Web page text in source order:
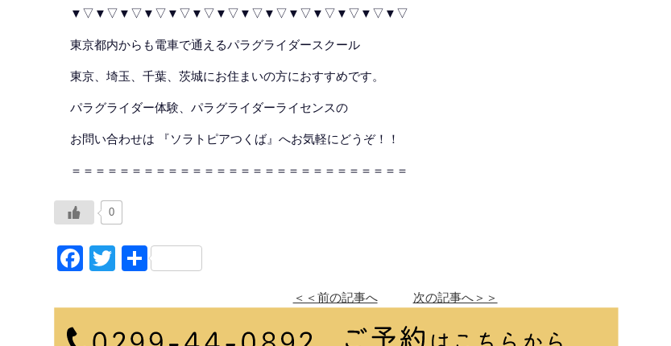
▼▽▼▽▼▽▼▽▼▽▼▽▼▽▼▽▼▽▼▽▼▽▼▽▼▽▼▽
東京都内からも電車で通えるパラグライダースクール
東京、埼玉、千葉、茨城にお住まいの方におすすめです。
パラグライダー体験、パラグライダーライセンスの
お問い合わせは 『ソラトピアつくば』へお気軽にどうぞ！！
＝＝＝＝＝＝＝＝＝＝＝＝＝＝＝＝＝＝＝＝＝＝＝＝＝＝＝＝
0
Facebook
Twitter
共
＜＜前の記事へ 次の記事へ＞＞